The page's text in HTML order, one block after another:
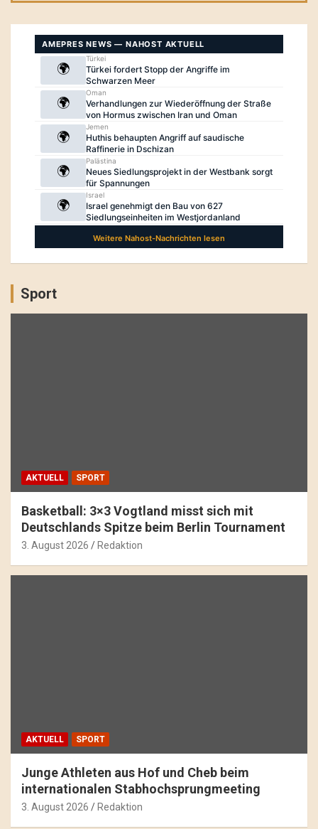
Sport
AKTUELL SPORT
Basketball: 3×3 Vogtland misst sich mit
Deutschlands Spitze beim Berlin Tournament
3. August 2026 Redaktion
AKTUELL SPORT
Junge Athleten aus Hof und Cheb beim
internationalen Stabhochsprungmeeting
3. August 2026 Redaktion